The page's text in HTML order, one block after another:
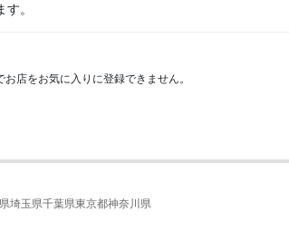
。
店をお気に入りに登録できません。
埼玉県千葉県東京都神奈川県